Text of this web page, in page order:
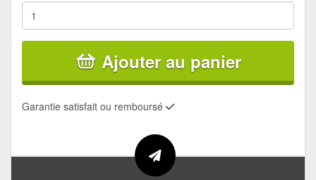
Ajouter au panier
Garantie satisfait ou remboursé